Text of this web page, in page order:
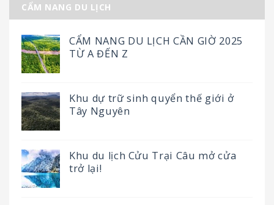
CẨM NANG DU LỊCH
CẨM NANG DU LỊCH CẦN GIỜ 2025
TỪ A ĐẾN Z
Khu dự trữ sinh quyển thế giới ở
Tây Nguyên
Khu du lịch Cửu Trại Câu mở cửa
trở lại!